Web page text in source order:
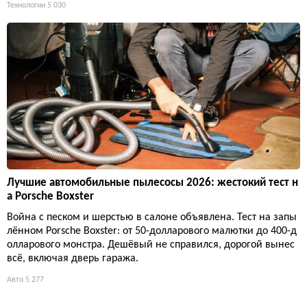
Технологии 5 030
Лучшие автомобильные пылесосы 2026: жестокий тест н
а Porsche Boxster
Война с песком и шерстью в салоне объявлена. Тест на запы
лённом Porsche Boxster: от 50-долларового малютки до 400-д
олларового монстра. Дешёвый не справился, дорогой вынес
всё, включая дверь гаража.
Авто 5 277